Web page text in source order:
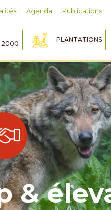
Agenda Publications
2000
PLANTATIONS
&